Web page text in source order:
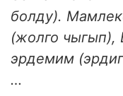
болду).
(жолго
эрдемим
…